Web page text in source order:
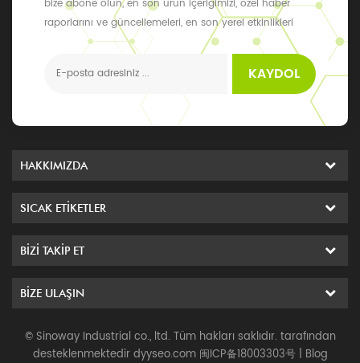
bize abone olun, en son ürün içeriğimizi, özel haber
raporlarını ve güncellemeleri, en son yerel etkinlikleri
alabilirsiniz
KAYDOL
HAKKIMIZDA
SICAK ETIKETLER
BIZI TAKIP ET
BIZE ULAŞIN
© Sinoway Industrial co., ltd. Tüm hakları saklıdır. tarafından
desteklenmektedirdyyseo.com 闽ICP备18003303号| Blog